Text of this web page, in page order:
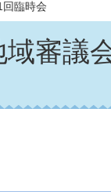
臨時会
審議